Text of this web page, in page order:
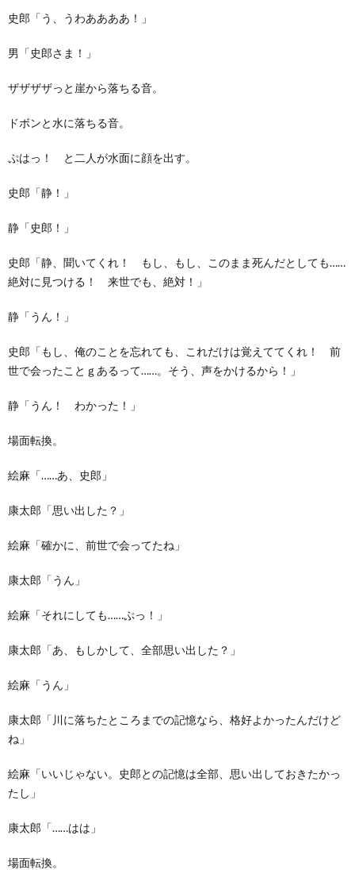
史郎「う、うわああああ！」
男「史郎さま！」
ザザザザっと崖から落ちる音。
ドボンと水に落ちる音。
ぷはっ！ と二人が水面に顔を出す。
史郎「静！」
静「史郎！」
史郎「静、聞いてくれ！ もし、もし、このまま死んだとしても……
絶対に見つける！ 来世でも、絶対！」
静「うん！」
史郎「もし、俺のことを忘れても、これだけは覚えててくれ！ 前
世で会ったことｇあるって……。そう、声をかけるから！」
静「うん！ わかった！」
場面転換。
絵麻「……あ、史郎」
康太郎「思い出した？」
絵麻「確かに、前世で会ってたね」
康太郎「うん」
絵麻「それにしても……ぷっ！」
康太郎「あ、もしかして、全部思い出した？」
絵麻「うん」
康太郎「川に落ちたところまでの記憶なら、格好よかったんだけど
ね」
絵麻「いいじゃない。史郎との記憶は全部、思い出しておきたかっ
たし」
康太郎「……はは」
場面転換。